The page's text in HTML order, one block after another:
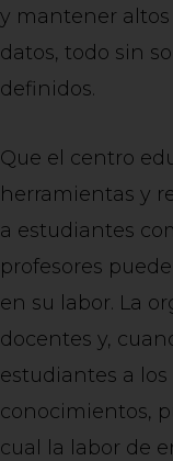
y mantener
datos, todo sin
definidos.
Que el centro
herramientas y
a estudiantes
profesores
en su labor. La
docentes y,
estudiantes a
conocimientos,
cual la labor de